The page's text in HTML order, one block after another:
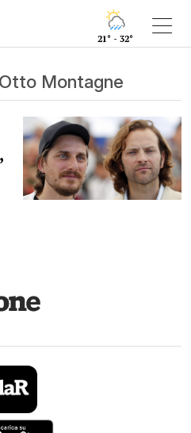
21° - 32°
Montagne